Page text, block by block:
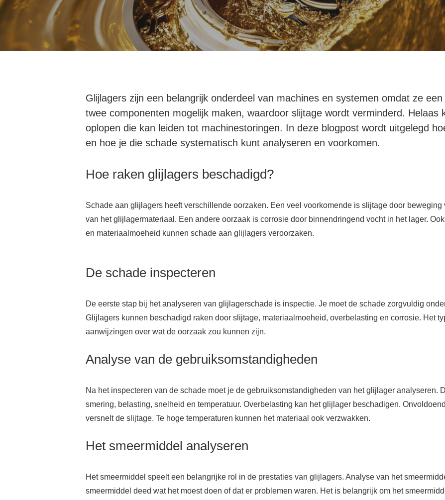
Glijlagers zijn een belangrijk onderdeel van machines en systemen omdat ze
twee componenten mogelijk maken, waardoor slijtage wordt verminderd. Helaas
oplopen die kan leiden tot machinestoringen. In deze blogpost wordt uitgelegd
en hoe je die schade systematisch kunt analyseren en voorkomen.
Hoe raken glijlagers beschadigd?
Schade aan glijlagers heeft verschillende oorzaken. Een veel voorkomende is slijtage door
van het glijlagermateriaal. Een andere oorzaak is corrosie door binnendringend vocht in het lager.
en materiaalmoeheid kunnen schade aan glijlagers veroorzaken.
De schade inspecteren
De eerste stap bij het analyseren van glijlagerschade is inspectie. Je moet de schade zorgvuldig
Glijlagers kunnen beschadigd raken door slijtage, materiaalmoeheid, overbelasting en corrosie. Het
aanwijzingen over wat de oorzaak zou kunnen zijn.
Analyse van de gebruiksomstandigheden
Na het inspecteren van de schade moet je de gebruiksomstandigheden van het glijlager analyseren.
smering, belasting, snelheid en temperatuur. Overbelasting kan het glijlager beschadigen.
versnelt de slijtage. Te hoge temperaturen kunnen het materiaal ook verzwakken.
Het smeermiddel analyseren
Het smeermiddel speelt een belangrijke rol in de prestaties van glijlagers. Analyse van het
smeermiddel deed wat het moest doen of dat er problemen waren. Het is belangrijk om het